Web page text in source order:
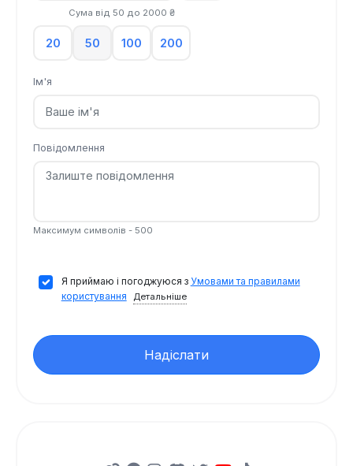
Сума від 50 до 2000 ₴
20 50 100 200
Ім'я
Повідомлення
Максимум символів - 500
Я приймаю і погоджуюся з Умовами та правилами
користування
Детальніше
Надіслати